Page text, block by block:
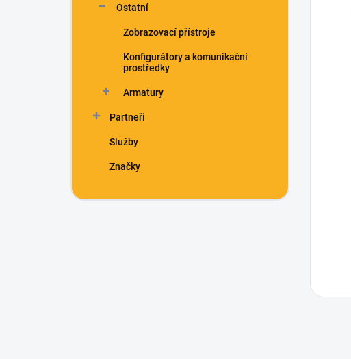
Ostatní
Zobrazovací přístroje
Konfigurátory a komunikační
prostředky
Armatury
Partneři
Služby
Značky